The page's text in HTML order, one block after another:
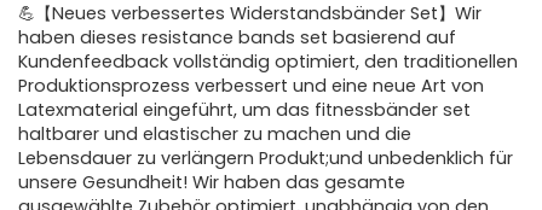
💪【Neues verbessertes Widerstandsbänder Set】Wir
haben dieses resistance bands set basierend auf
Kundenfeedback vollständig optimiert, den traditionellen
Produktionsprozess verbessert und eine neue Art von
Latexmaterial eingeführt, um das fitnessbänder set
haltbarer und elastischer zu machen und die
Lebensdauer zu verlängern Produkt;und unbedenklich für
unsere Gesundheit! Wir haben das gesamte